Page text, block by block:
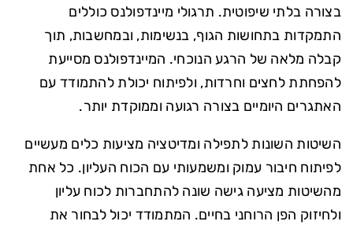
בצורה בלתי שיפוטית. תרגולי מיינדפולנס כוללים
התמקדות בתחושות הגוף, בנשימות, ובמחשבות, תוך
קבלה מלאה של הרגע הנוכחי. המיינדפולנס מסייעת
להפחתת לחצים וחרדות, ולפיתוח יכולת להתמודד עם
האתגרים היומיים בצורה רגועה וממוקדת יותר.
השיטות השונות לתפילה ומדיטציה מציעות כלים מעשיים
לפיתוח חיבור עמוק ומשמעותי עם הכוח העליון. כל אחת
מהשיטות מציעה גישה שונה להתחברות לכוח עליון
ולחיזוק הפן הרוחני בחיים. המתמודד יכול לבחור את